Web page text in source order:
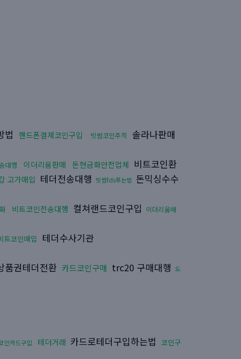
법 핸드폰결제코인구입 빗썸코인추적 솔라나판매
대행 이더리움판매 돈현금화안전업체
비트코인환
고가매입 테더전송대행 빗썸fds푸는법 돈믹싱수수
비트코인전송대행 컬쳐랜드코인구입 이더리움매
트코인매입 테더수사기관
품권테더전환 카드코인구매 trc20 구매대행 도
인카드구입 테더거래 카드로테더구입하는법 코인구